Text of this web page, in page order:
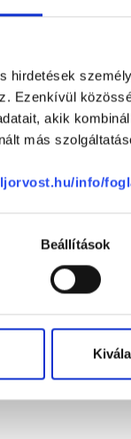
hirdetések
Ezenkívül
akik
más
info/
Beállítások
hasmenés
elhagyása.